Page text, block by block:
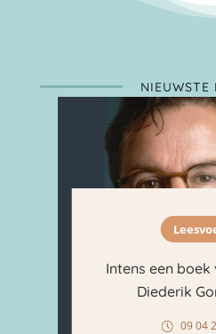
NIEUWSTE
Intens een
Diederik
09 04